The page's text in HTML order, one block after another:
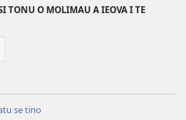
TONU O MOLIMAU A IEOVA I TE
se tino